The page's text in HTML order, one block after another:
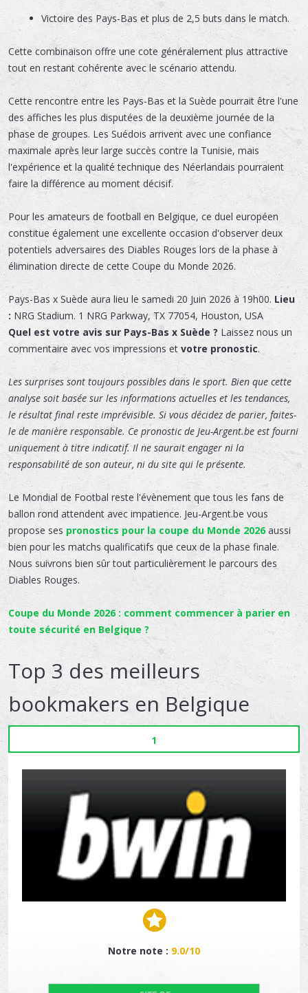
Victoire des Pays-Bas et plus de 2,5 buts dans le match.
Cette combinaison offre une cote généralement plus attractive
tout en restant cohérente avec le scénario attendu.
Cette rencontre entre les Pays-Bas et la Suède pourrait être l'une
des affiches les plus disputées de la deuxième journée de la
phase de groupes. Les Suédois arrivent avec une confiance
maximale après leur large succès contre la Tunisie, mais
l'expérience et la qualité technique des Néerlandais pourraient
faire la différence au moment décisif.
Pour les amateurs de football en Belgique, ce duel européen
constitue également une excellente occasion d'observer deux
potentiels adversaires des Diables Rouges lors de la phase à
élimination directe de cette Coupe du Monde 2026.
Pays-Bas x Suède aura lieu le samedi 20 Juin 2026 à 19h00. Lieu
: NRG Stadium. 1 NRG Parkway,TX 77054, Houston, USA
Quel est votre avis sur Pays-Bas x Suède ? Laissez nous un
commentaire avec vos impressions et votre pronostic.
Les surprises sont toujours possibles dans le sport. Bien que cette
analyse soit basée sur les informations actuelles et les tendances,
le résultat final reste imprévisible. Si vous décidez de parier, faites-
le de manière responsable. Ce pronostic de Jeu-Argent.be est fourni
uniquement à titre indicatif. Il ne saurait engager ni la
responsabilité de son auteur, ni du site qui le présente.
Le Mondial de Footbal reste l'évènement que tous les fans de
ballon rond attendent avec impatience. Jeu-Argent.be vous
propose ses pronostics pour la coupe du Monde 2026aussi
bien pour les matchs qualificatifs que ceux de la phase finale.
Nous suivrons bien sûr tout particulièrement le parcours des
Diables Rouges.
Coupe du Monde 2026 : comment commencer à parier en
toute sécurité en Belgique ?
Top 3 des meilleurs
bookmakers en Belgique
1
Notre note : 9.0/10